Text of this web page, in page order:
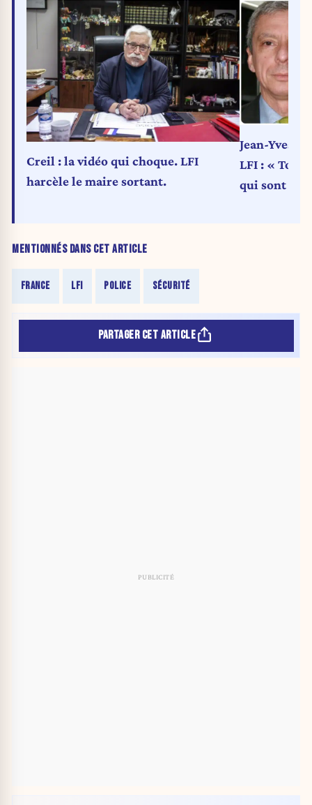
MENTIONNÉS DANS CET ARTICLE
FRANCE LFI POLICE SÉCURITÉ
Creil : la vidéo qui choque. LFI
harcèle le maire sortant.
Jean-Yves
LFI : «
qui sont à
PARTAGER CET ARTICLE